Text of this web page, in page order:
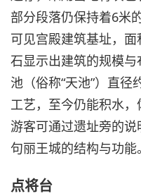
部分段落仍保持着6米
可见宫殿建筑基址，
石显示出建筑的规模
池（俗称“天池”）直
工艺，至今仍能积水，
游客可通过遗址旁的
句丽王城的结构与功能。
点将台